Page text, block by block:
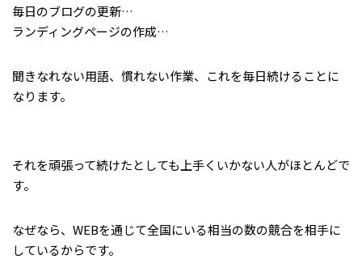
毎日のブログの更新…
ランディングページの作成…
聞きなれない用語、慣れない作業、これを毎日続けることに
なります。
それを頑張って続けたとしても上手くいかない人がほとんどで
す。
なぜなら、WEBを通じて全国にいる相当の数の競合を相手に
しているからです。